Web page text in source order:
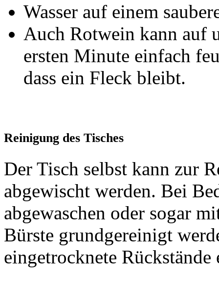
Wasser auf einem
Auch Rotwein kann auf
ersten Minute einfach
dass ein Fleck bleibt.
Reinigung des Tisches
Der Tisch selbst kann zur
abgewischt werden. Bei
abgewaschen oder sogar
Bürste grundgereinigt
eingetrocknete